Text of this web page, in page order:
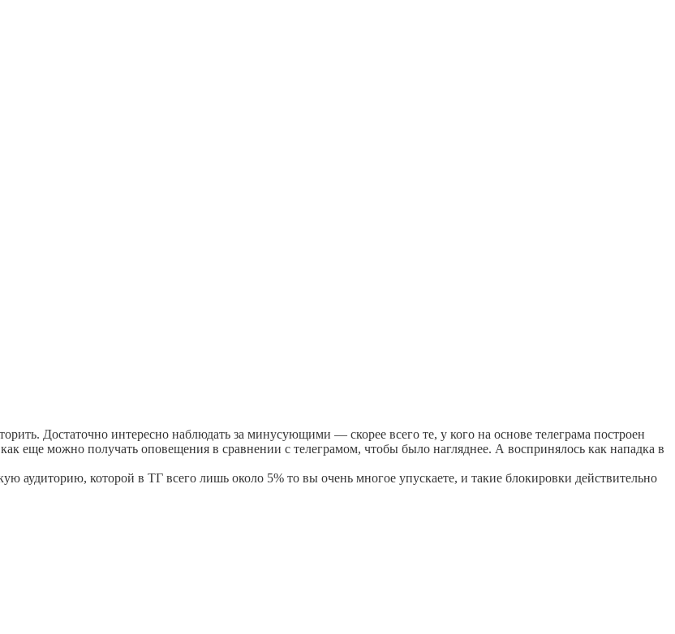
Достаточно интересно наблюдать за минусующими — скорее всего те, у кого на основе телеграма построен
еще можно получать оповещения в сравнении с телеграмом, чтобы было нагляднее. А воспринялось как нападка в
которой в ТГ всего лишь около 5% то вы очень многое упускаете, и такие блокировки действительно